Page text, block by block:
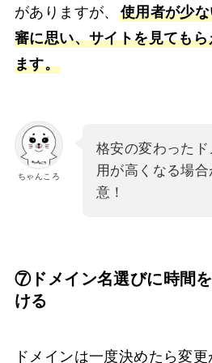
がありますが、 使用者が少
審に思い、サイトを見ても
ます。
ちゃんころ
格安の変わった
用が高くなる場
意！
⑦ドメイン名選びに時間
ける
ドメインは一度決めたら変